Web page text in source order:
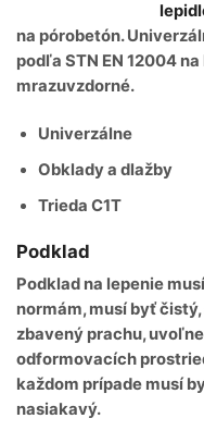
na pórobetón.
podľa STN EN 12004
mrazuvzdorné.
Univerzálne
Obklady a dlažby
Trieda C1T
Podklad
Podklad na lepenie
normám, musí byť
zbavený prachu,
odformovacích
každom prípade musí
nasiakavý.